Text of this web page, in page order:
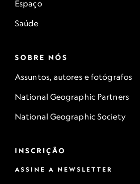
Espaço
Saúde
SOBRE NÓS
Assuntos, autores e fotógrafos
National Geographic Partners
National Geographic Society
INSCRIÇÃO
ASSINE A NEWSLETTER